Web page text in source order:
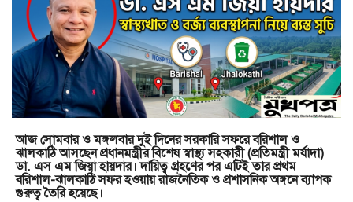
আজ সোমবার ও মঙ্গলবার দুই দিনের সরকারি সফরে বরিশাল ও
ঝালকাঠি আসছেন প্রধানমন্ত্রীর বিশেষ স্বাস্থ্য সহকারী (প্রতিমন্ত্রী মর্যাদা)
ডা. এস এম জিয়া হায়দার। দায়িত্ব গ্রহণের পর এটিই তার প্রথম
বরিশাল-ঝালকাঠি সফর হওয়ায় রাজনৈতিক ও প্রশাসনিক অঙ্গনে ব্যাপক
গুরুত্ব তৈরি হয়েছে।